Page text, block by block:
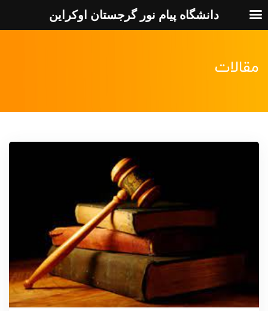
مقالات
دانشگاه پیام نور گرجستان اوکراین